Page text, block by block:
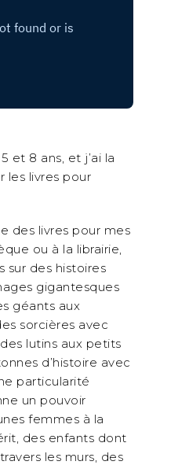
et 8 ans, et j’ai la
les livres pour
des livres pour mes
ou à la librairie,
sur des histoires
gigantesques
géants aux
sorcières avec
lutins aux petits
d’histoire avec
particularité
un pouvoir
femmes à la
des enfants dont
les murs, des